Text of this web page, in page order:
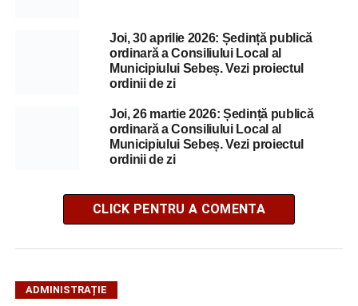
Joi, 30 aprilie 2026: Ședință publică
ordinară a Consiliului Local al
Municipiului Sebeș. Vezi proiectul
ordinii de zi
Joi, 26 martie 2026: Ședință publică
ordinară a Consiliului Local al
Municipiului Sebeș. Vezi proiectul
ordinii de zi
CLICK PENTRU A COMENTA
ADMINISTRAȚIE